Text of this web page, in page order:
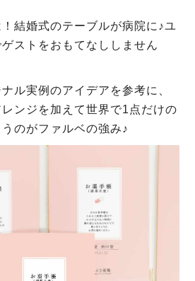
結婚式のテーブルが病院に♪ユ
ストをおもてなししません
ル実例のアイデアを参考に、
ンジを加えて世界で1点だけの
のがファルベの強み♪